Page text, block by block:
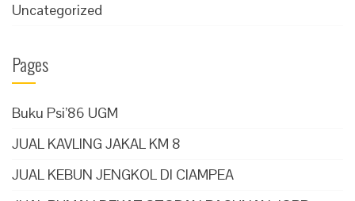
Uncategorized
Pages
Buku Psi’86 UGM
JUAL KAVLING JAKAL KM 8
JUAL KEBUN JENGKOL DI CIAMPEA